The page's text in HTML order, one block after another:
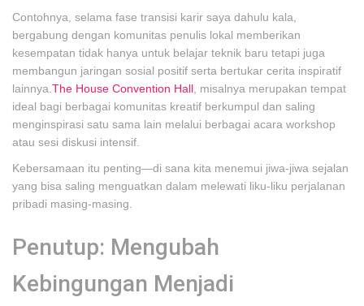
Contohnya, selama fase transisi karir saya dahulu kala,
bergabung dengan komunitas penulis lokal memberikan
kesempatan tidak hanya untuk belajar teknik baru tetapi juga
membangun jaringan sosial positif serta bertukar cerita inspiratif
lainnya. The House Convention Hall , misalnya merupakan tempat
ideal bagi berbagai komunitas kreatif berkumpul dan saling
menginspirasi satu sama lain melalui berbagai acara workshop
atau sesi diskusi intensif.
Kebersamaan itu penting—di sana kita menemui jiwa-jiwa sejalan
yang bisa saling menguatkan dalam melewati liku-liku perjalanan
pribadi masing-masing.
Penutup: Mengubah
Kebingungan Menjadi